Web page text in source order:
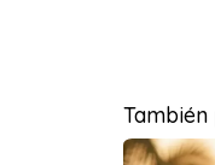
Carlos